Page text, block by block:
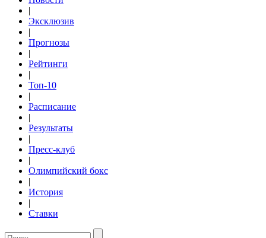
|
Эксклюзив
|
Прогнозы
|
Рейтинги
|
Топ-10
|
Расписание
|
Результаты
|
Пресс-клуб
|
Олимпийский бокс
|
История
|
Ставки